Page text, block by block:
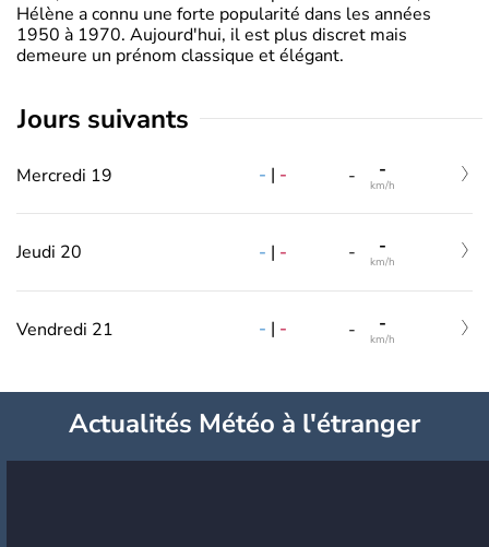
Hélène a connu une forte popularité dans les années
1950 à 1970. Aujourd'hui, il est plus discret mais
demeure un prénom classique et élégant.
jours suivants
Mercredi 19 - | - - -
km/h
Jeudi 20 - | - - -
km/h
Vendredi 21 - | - - -
km/h
Actualités Météo à l'étranger